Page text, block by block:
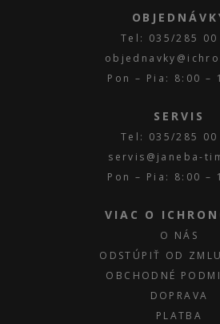
Tel: 035/285 00
Pon – Pia: 8:00 –
SERVIS
Tel: 035/285 00
servis@janeba-
Pon – Pia: 8:00 –
VIAC O
O NÁS
ODSTÚPIŤ OD
OBCHODNÉ
DOPRAVA
PLATBA